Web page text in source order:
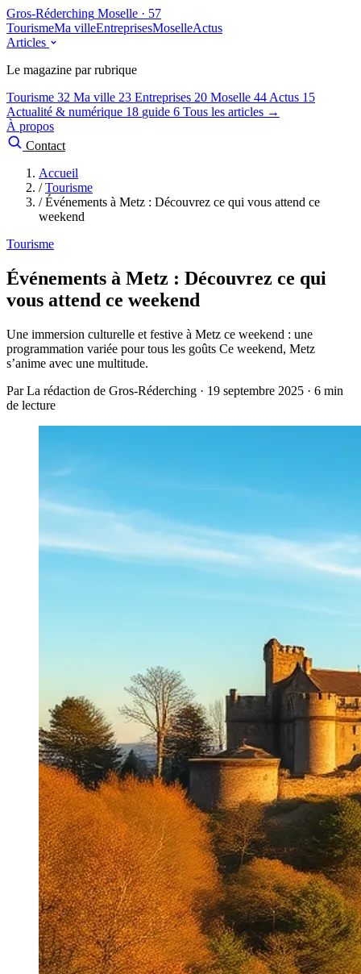
Gros-Réderching Moselle · 57
TourismeMa villeEntreprisesMoselleActus
Articles
Le magazine par rubrique
Tourisme 32 Ma ville 23 Entreprises 20 Moselle 44 Actus 15
Actualité & numérique 18 guide 6 Tous les articles →
À propos
Contact
Accueil
/ Tourisme
/ Événements à Metz : Découvrez ce qui vous attend ce
weekend
Tourisme
Événements à Metz : Découvrez ce qui
vous attend ce weekend
Une immersion culturelle et festive à Metz ce weekend : une
programmation variée pour tous les goûts Ce weekend, Metz
s’anime avec une multitude.
Par La rédaction de Gros-Réderching · 19 septembre 2025 · 6 min
de lecture